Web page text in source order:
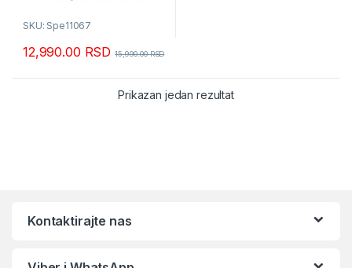
SKU: Spe11067
12,990.00 RSD 15,990.00RSD
Prikazan jedan rezultat
Kontaktirajte nas